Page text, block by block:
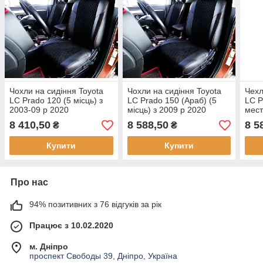
Чохли на сидіння Toyota
LС Prado 120 (5 місць) з
2003-09 р 2020
8 410,50 ₴
Купити
Чохли на сидіння Toyota
LС Prado 150 (Араб) (5
місць) з 2009 р 2020
8 588,50₴
Купити
LС
8
Про нас
94% позитивних з 76 відгуків за рік
Працює з 10.02.2020
м. Дніпро
проспект Свободы 39, Дніпро, Україна